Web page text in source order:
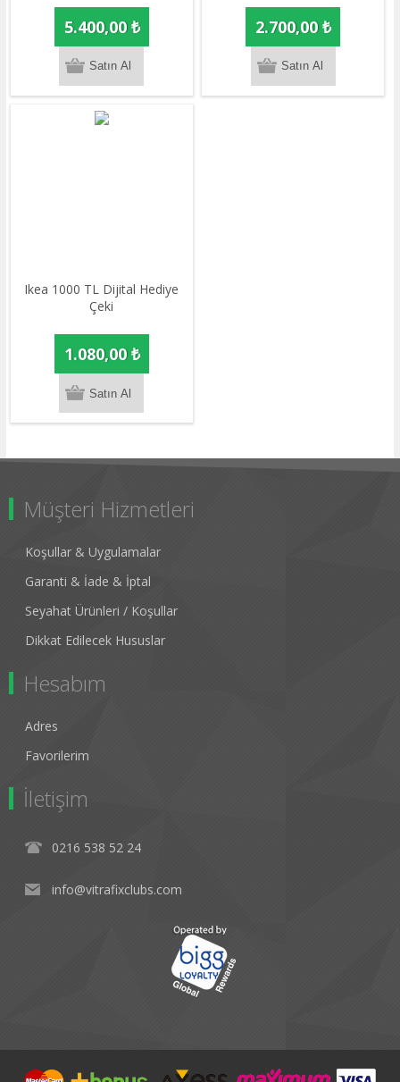
5.400,00 ₺ 2.700,00 ₺
Ikea 1000 TL Dijital Hediye
Çeki
1.080,00 ₺
Müşteri Hizmetleri
Koşullar & Uygulamalar
Garanti & İade & İptal
Seyahat Ürünleri / Koşullar
Dikkat Edilecek Hususlar
Hesabım
Adres
Favorilerim
İletişim
0216 538 52 24
info@vitrafixclubs.com